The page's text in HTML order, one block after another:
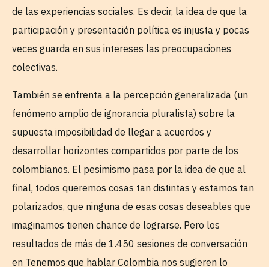
de las experiencias sociales. Es decir, la idea de que la
participación y presentación política es injusta y pocas
veces guarda en sus intereses las preocupaciones
colectivas.
También se enfrenta a la percepción generalizada (un
fenómeno amplio de ignorancia pluralista) sobre la
supuesta imposibilidad de llegar a acuerdos y
desarrollar horizontes compartidos por parte de los
colombianos. El pesimismo pasa por la idea de que al
final, todos queremos cosas tan distintas y estamos tan
polarizados, que ninguna de esas cosas deseables que
imaginamos tienen chance de lograrse. Pero los
resultados de más de 1.450 sesiones de conversación
en Tenemos que hablar Colombia nos sugieren lo